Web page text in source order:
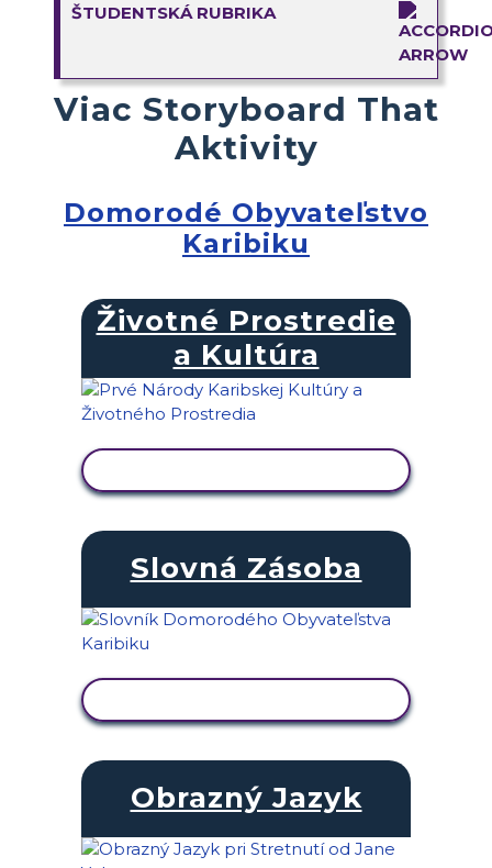
ŠTUDENTSKÁ RUBRIKA
Viac Storyboard That
Aktivity
Domorodé Obyvateľstvo
Karibiku
Životné Prostredie
a Kultúra
Slovná Zásoba
Obrazný Jazyk